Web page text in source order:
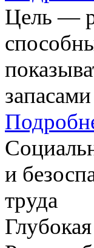
Цель —
и
труда